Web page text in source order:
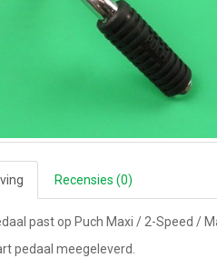
Recensies (0)
past op Puch Maxi / 2-Speed /
pedaal meegeleverd.